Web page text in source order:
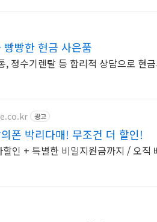
빵한 현금 사은품
, 정수기렌탈 등 합리적 상담으로 현
광고
폰 박리다매! 무조건 더 할인!
인 + 특별한 비밀지원금까지 / 오직